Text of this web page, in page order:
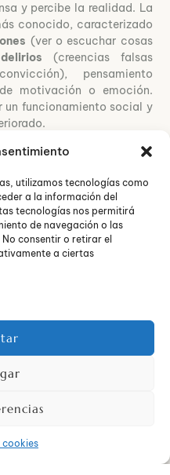
utilizamos tecnologías como
a la información del
tecnologías nos permitirá
de navegación o las
consentir o retirar el
a ciertas
cookies
y percibe la realidad. La
conocido, caracterizado
(ver o escuchar cosas
delirios (creencias falsas
pensamiento
motivación o emoción.
un funcionamiento social y
de la
, como la
de la ingesta de
significativamente
incluye episodios de
de laxantes.
de